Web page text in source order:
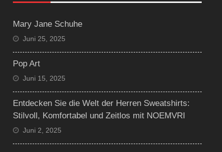
Mary Jane Schuhe
Juni 25, 2025
Pop Art
Juni 15, 2025
Entdecken Sie die Welt der Herren Sweatshirts:
Stilvoll, Komfortabel und Zeitlos mit NOEMVRI
Juni 2, 2025